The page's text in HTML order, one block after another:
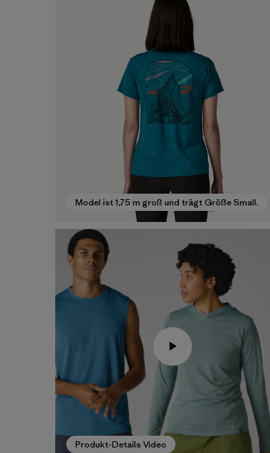
Model ist 1,75 m groß und trägt Größe Small.
Produkt-Details Video